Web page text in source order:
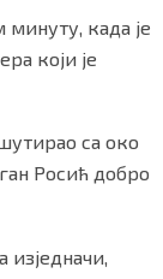
минуту, када је
који је
са око
Росић добро
изједначи,
НАС
Политика
АПЛИКАЦИЈУ